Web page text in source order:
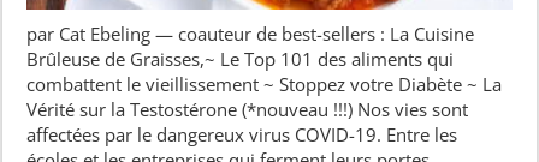
par Cat Ebeling — coauteur de best-sellers : La Cuisine
Brûleuse de Graisses,~ Le Top 101 des aliments qui
combattent le vieillissement ~ Stoppez votre Diabète ~ La
Vérité sur la Testostérone (*nouveau !!!) Nos vies sont
affectées par le dangereux virus COVID-19. Entre les